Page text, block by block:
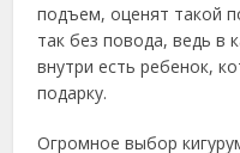
подъем, оценят такой
так без повода, ведь в
внутри есть ребенок,
подарку.
Огромное выбор